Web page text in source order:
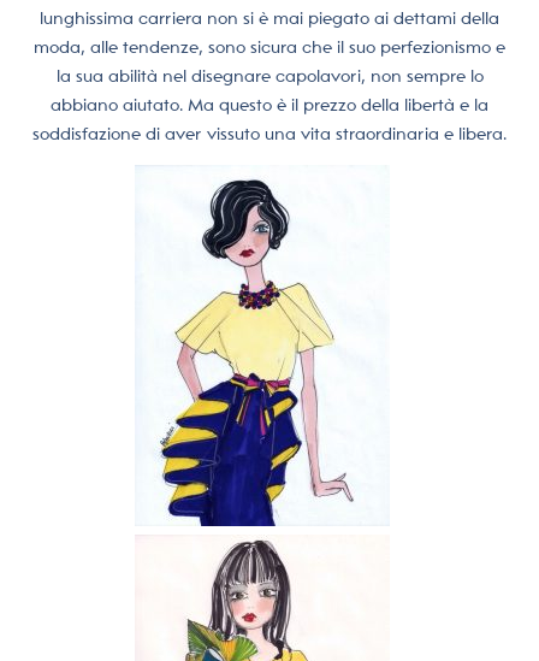
lunghissima carriera non si è mai piegato ai dettami della
moda, alle tendenze, sono sicura che il suo perfezionismo e
la sua abilità nel disegnare capolavori, non sempre lo
abbiano aiutato. Ma questo è il prezzo della libertà e la
soddisfazione di aver vissuto una vita straordinaria e libera.